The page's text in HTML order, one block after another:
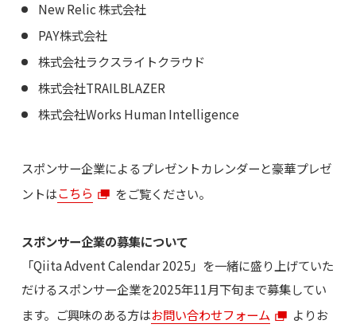
New Relic 株式会社
PAY株式会社
株式会社ラクスライトクラウド
株式会社TRAILBLAZER
株式会社Works Human Intelligence
スポンサー企業によるプレゼントカレンダーと豪華プレゼ
ントはこちら をご覧ください。
スポンサー企業の募集について
「Qiita Advent Calendar 2025」を一緒に盛り上げていた
だけるスポンサー企業を2025年11月下旬まで募集してい
ます。ご興味のある方はお問い合わせフォーム
よりお